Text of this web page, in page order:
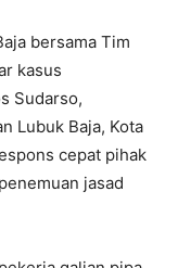
bersama Tim
kasus
Sudarso,
Lubuk Baja, Kota
cepat pihak
jasad